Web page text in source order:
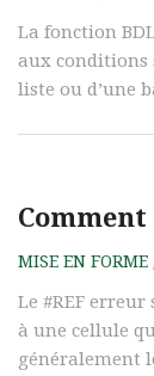
La fonction
aux conditions
liste ou d’une
MISE EN FORME
Le #REF
à une cellule
généralement